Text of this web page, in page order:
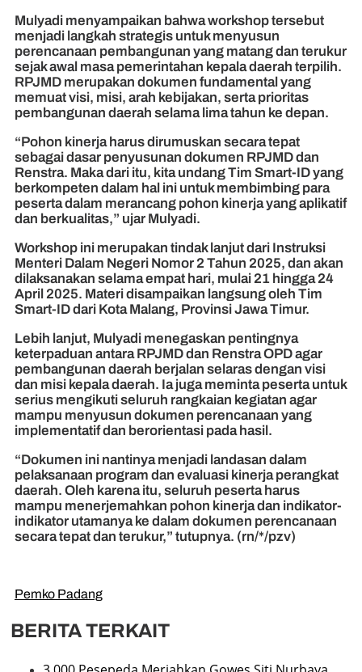
Mulyadi menyampaikan bahwa workshop tersebut
menjadi langkah strategis untuk menyusun
perencanaan pembangunan yang matang dan terukur
sejak awal masa pemerintahan kepala daerah terpilih.
RPJMD merupakan dokumen fundamental yang
memuat visi, misi, arah kebijakan, serta prioritas
pembangunan daerah selama lima tahun ke depan.
“Pohon kinerja harus dirumuskan secara tepat
sebagai dasar penyusunan dokumen RPJMD dan
Renstra. Maka dari itu, kita undang Tim Smart-ID yang
berkompeten dalam hal ini untuk membimbing para
peserta dalam merancang pohon kinerja yang aplikatif
dan berkualitas,” ujar Mulyadi.
Workshop ini merupakan tindak lanjut dari Instruksi
Menteri Dalam Negeri Nomor 2 Tahun 2025, dan akan
dilaksanakan selama empat hari, mulai 21 hingga 24
April 2025. Materi disampaikan langsung oleh Tim
Smart-ID dari Kota Malang, Provinsi Jawa Timur.
Lebih lanjut, Mulyadi menegaskan pentingnya
keterpaduan antara RPJMD dan Renstra OPD agar
pembangunan daerah berjalan selaras dengan visi
dan misi kepala daerah. Ia juga meminta peserta untuk
serius mengikuti seluruh rangkaian kegiatan agar
mampu menyusun dokumen perencanaan yang
implementatif dan berorientasi pada hasil.
“Dokumen ini nantinya menjadi landasan dalam
pelaksanaan program dan evaluasi kinerja perangkat
daerah. Oleh karena itu, seluruh peserta harus
mampu menerjemahkan pohon kinerja dan indikator-
indikator utamanya ke dalam dokumen perencanaan
secara tepat dan terukur,” tutupnya. (rn/*/pzv)
Pemko Padang
BERITA TERKAIT